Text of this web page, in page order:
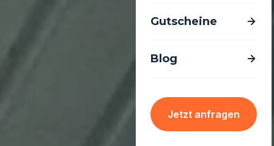
Gutscheine
Blog
Jetzt anfragen